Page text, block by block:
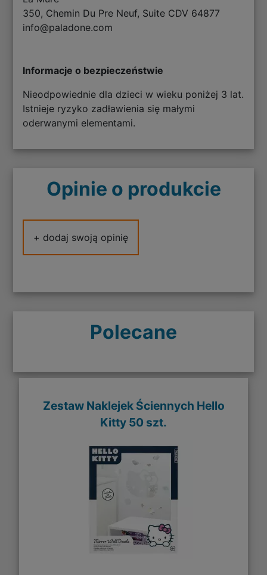
350, Chemin Du Pre Neuf, Suite CDV 64877
info@paladone.com
Informacje o bezpieczeństwie
Nieodpowiednie dla dzieci w wieku poniżej 3 lat.
Istnieje ryzyko zadławienia się małymi
oderwanymi elementami.
Opinie o produkcie
+ dodaj swoją opinię
Polecane
Zestaw Naklejek Ściennych Hello
Kitty 50 szt.